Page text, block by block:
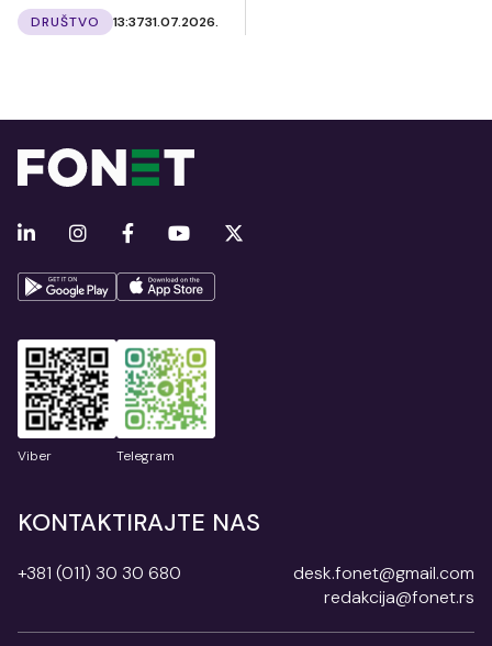
DRUŠTVO 13:3731.07.2026.
Viber Telegram
KONTAKTIRAJTE NAS
+381 (011) 30 30 680
desk.fonet@gmail.com
redakcija@fonet.rs